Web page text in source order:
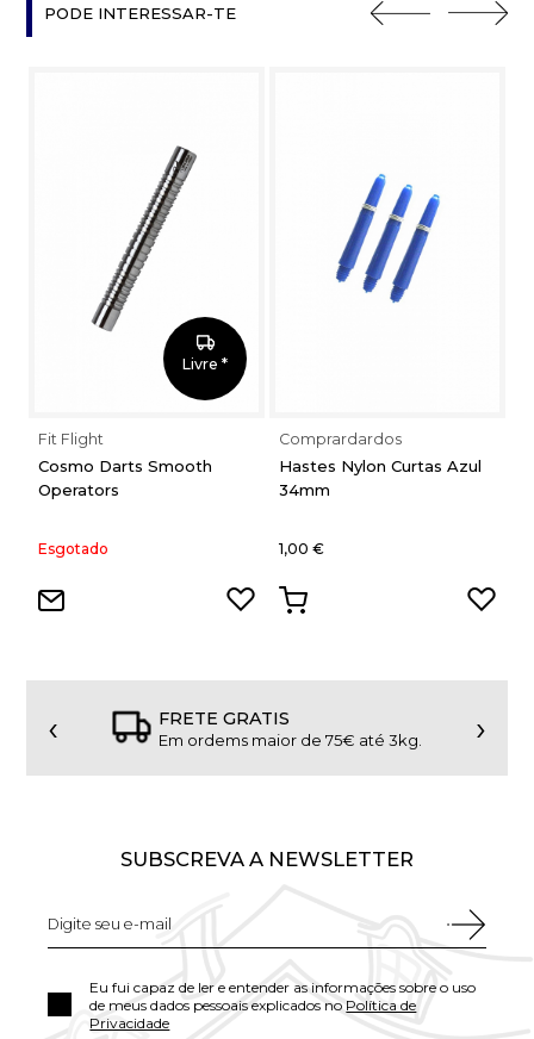
PODE INTERESSAR-TE
Livre *
Fit Flight
Cosmo Darts Smooth
Operators
Esgotado
Comprardardos
Hastes Nylon Curtas Azul
34mm
1,00 €
FRETE GRATIS
Em ordems maior de 75€ até 3kg.
‹ ›
SUBSCREVA A NEWSLETTER
Eu fui capaz de ler e entender as informações sobre o uso
de meus dados pessoais explicados no Política de
Privacidade